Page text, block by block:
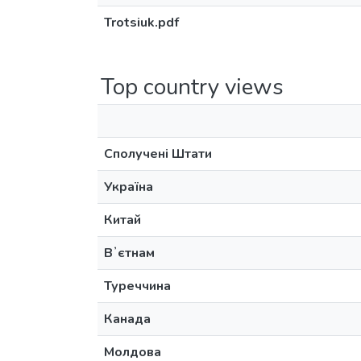
Trotsiuk.pdf
Top country views
Сполучені Штати
Україна
Китай
Вʼєтнам
Туреччина
Канада
Молдова